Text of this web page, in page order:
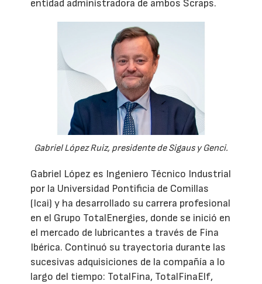
entidad administradora de ambos Scraps.
Gabriel López Ruiz, presidente de Sigaus y Genci.
Gabriel López es Ingeniero Técnico Industrial
por la Universidad Pontificia de Comillas
(Icai) y ha desarrollado su carrera profesional
en el Grupo TotalEnergies, donde se inició en
el mercado de lubricantes a través de Fina
Ibérica. Continuó su trayectoria durante las
sucesivas adquisiciones de la compañía a lo
largo del tiempo: TotalFina, TotalFinaElf,